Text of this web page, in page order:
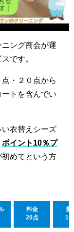
ング商会が運
です。
・２０点から
トを含んでい
衣替えシーズ
ポイント10％プ
めてという方
料金
20点
集
10